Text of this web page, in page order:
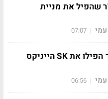
שהפיל את מניית
|
07:07
11 מניות בלבד הפילו את SK הייניקס
|
06:56